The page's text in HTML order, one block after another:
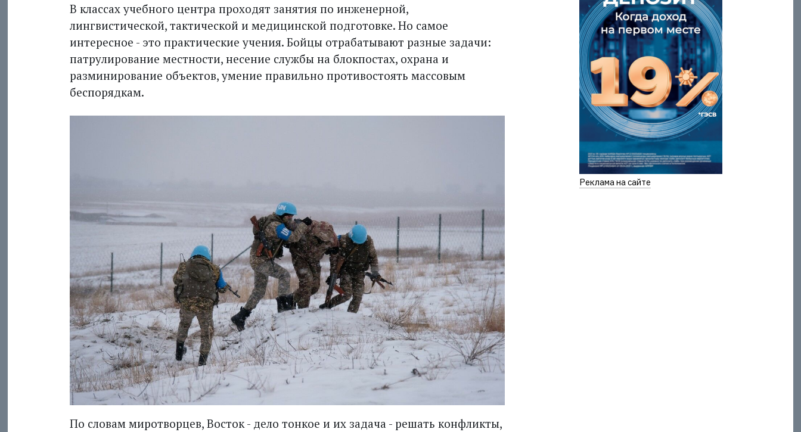
В классах учебного центра проходят занятия по инженерной,
лингвистической, тактической и медицинской подготовке. Но самое
интересное - это практические учения. Бойцы отрабатывают разные задачи:
патрулирование местности, несение службы на блокпостах, охрана и
разминирование объектов, умение правильно противостоять массовым
беспорядкам.
По словам миротворцев, Восток - дело тонкое и их задача - решать конфликты,
Реклама на сайте